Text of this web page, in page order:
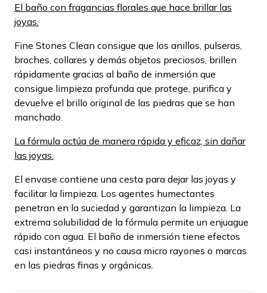
El baño con fragancias florales que hace brillar las
joyas.
Fine Stones Clean consigue que los anillos, pulseras,
broches, collares y demás objetos preciosos, brillen
rápidamente gracias al baño de inmersión que
consigue limpieza profunda que protege, purifica y
devuelve el brillo original de las piedras que se han
manchado.
La fórmula actúa de manera rápida y eficaz, sin dañar
las joyas.
El envase contiene una cesta para dejar las joyas y
facilitar la limpieza. Los agentes humectantes
penetran en la suciedad y garantizan la limpieza. La
extrema solubilidad de la fórmula permite un enjuague
rápido con agua. El baño de inmersión tiene efectos
casi instantáneos y no causa micro rayones o marcas
en las piedras finas y orgánicas.